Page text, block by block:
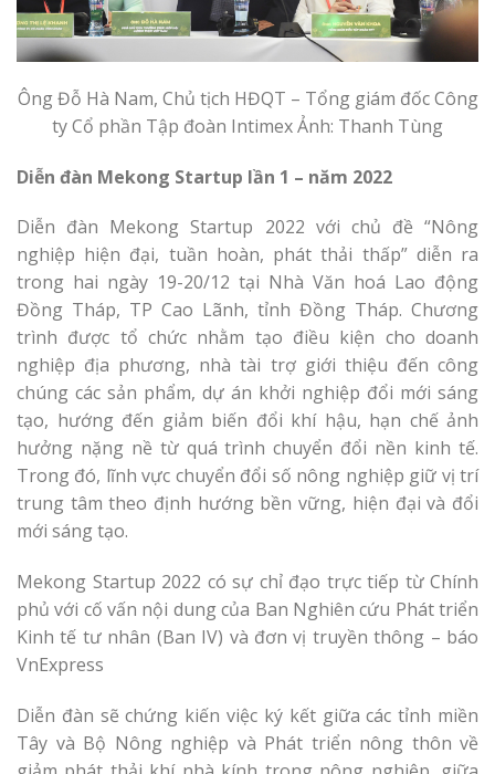
Ông Đỗ Hà Nam, Chủ tịch HĐQT – Tổng giám đốc Công
ty Cổ phần Tập đoàn Intimex Ảnh: Thanh Tùng
Diễn đàn Mekong Startup lần 1 – năm 2022
Diễn đàn Mekong Startup 2022 với chủ đề “Nông
nghiệp hiện đại, tuần hoàn, phát thải thấp” diễn ra
trong hai ngày 19-20/12 tại Nhà Văn hoá Lao động
Đồng Tháp, TP Cao Lãnh, tỉnh Đồng Tháp. Chương
trình được tổ chức nhằm tạo điều kiện cho doanh
nghiệp địa phương, nhà tài trợ giới thiệu đến công
chúng các sản phẩm, dự án khởi nghiệp đổi mới sáng
tạo, hướng đến giảm biến đổi khí hậu, hạn chế ảnh
hưởng nặng nề từ quá trình chuyển đổi nền kinh tế.
Trong đó, lĩnh vực chuyển đổi số nông nghiệp giữ vị trí
trung tâm theo định hướng bền vững, hiện đại và đổi
mới sáng tạo.
Mekong Startup 2022 có sự chỉ đạo trực tiếp từ Chính
phủ với cố vấn nội dung của Ban Nghiên cứu Phát triển
Kinh tế tư nhân (Ban IV) và đơn vị truyền thông – báo
VnExpress
Diễn đàn sẽ chứng kiến việc ký kết giữa các tỉnh miền
Tây và Bộ Nông nghiệp và Phát triển nông thôn về